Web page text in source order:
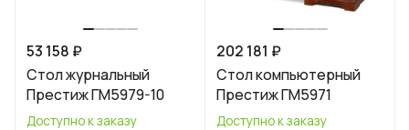
53 158 ₽
Стол журнальный
Престиж ГМ5979-10
Доступно к заказу
202 181 ₽
Стол компьютерный
Престиж ГМ5971
Доступно к заказу